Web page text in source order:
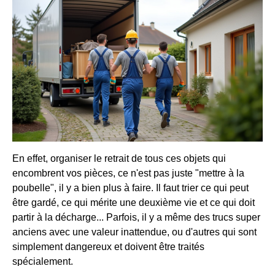
En effet, organiser le retrait de tous ces objets qui
encombrent vos pièces, ce n'est pas juste "mettre à la
poubelle", il y a bien plus à faire. Il faut trier ce qui peut
être gardé, ce qui mérite une deuxième vie et ce qui doit
partir à la décharge... Parfois, il y a même des trucs super
anciens avec une valeur inattendue, ou d'autres qui sont
simplement dangereux et doivent être traités
spécialement.